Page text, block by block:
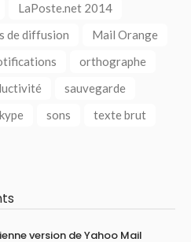
LaPoste.net 2014
de diffusion
Mail Orange
orthographe
sauvegarde
sons
texte brut
version de Yahoo Mail